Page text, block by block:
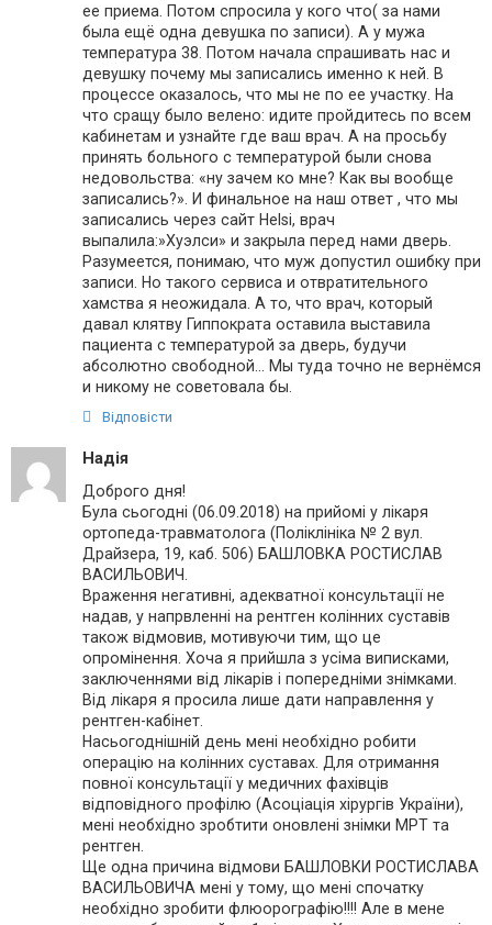
ее приема. Потом спросила у кого что( за нами
была ещё одна девушка по записи). А у мужа
температура 38. Потом начала спрашивать нас и
девушку почему мы записались именно к ней. В
процессе оказалось, что мы не по ее участку. На
что сращу было велено: идите пройдитесь по всем
кабинетам и узнайте где ваш врач. А на просьбу
принять больного с температурой были снова
недовольства: «ну зачем ко мне? Как вы вообще
записались?». И финальное на наш ответ , что мы
записались через сайт Helsi, врач
выпалила:»Хуэлси» и закрыла перед нами дверь.
Разумеется, понимаю, что муж допустил ошибку при
записи. Но такого сервиса и отвратительного
хамства я неожидала. А то, что врач, который
давал клятву Гиппократа оставила выставила
пациента с температурой за дверь, будучи
абсолютно свободной… Мы туда точно не вернёмся
и никому не советовала бы.
Відповісти
Надія
Доброго дня!
Була сьогодні (06.09.2018) на прийомі у лікаря
ортопеда-травматолога (Поліклініка № 2 вул.
Драйзера, 19, каб. 506) БАШЛОВКА РОСТИСЛАВ
ВАСИЛЬОВИЧ.
Враження негативні, адекватної консультації не
надав, у напрвленні на рентген колінних суставів
також відмовив, мотивуючи тим, що це
опромінення. Хоча я прийшла з усіма виписками,
заключеннями від лікарів і попередніми знімками.
Від лікаря я просила лише дати направлення у
рентген-кабінет.
Насьогоднішній день мені необхідно робити
операцію на колінних суставах. Для отримання
повної консультації у медичних фахівців
відповідного профілю (Асоціація хірургів України),
мені необхідно зробтити оновлені знімки МРТ та
рентген.
Ще одна причина відмови БАШЛОВКИ РОСТИСЛАВА
ВАСИЛЬОВИЧА мені у тому, що мені спочатку
необхідно зробити флюорографію!!!! Але в мене